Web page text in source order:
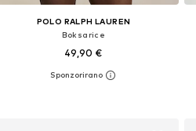
POLO RALPH LAUREN
Boksarice
49,90 €
+ 3
Razpoložljive velikosti: S, M, L, XL, XXL